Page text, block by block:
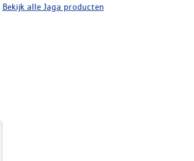
Bekijk alle Jaga producten